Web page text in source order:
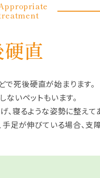
直
で死後硬直が始まります。
ないペットもいます。
寝るような姿勢に整えて
足が伸びている場合、支